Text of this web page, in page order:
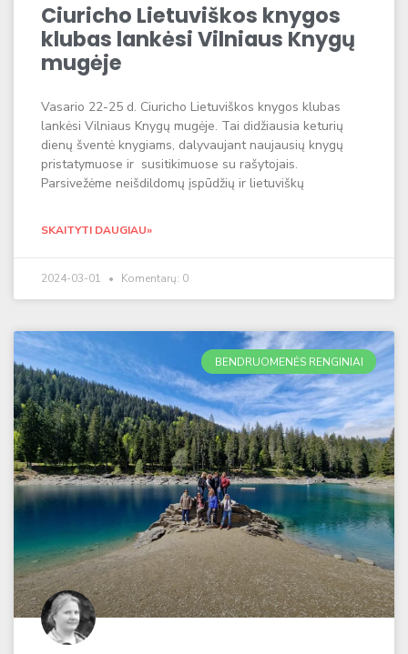
Ciuricho Lietuviškos knygos
klubas lankėsi Vilniaus Knygų
mugėje
Vasario 22-25 d. Ciuricho Lietuviškos knygos klubas
lankėsi Vilniaus Knygų mugėje. Tai didžiausia keturių
dienų šventė knygiams, dalyvaujant naujausių knygų
pristatymuose ir susitikimuose su rašytojais.
Parsivežėme neišdildomų įspūdžių ir lietuviškų
SKAITYTI DAUGIAU»
2024-03-01 Komentarų: 0
BENDRUOMENĖS RENGINIAI